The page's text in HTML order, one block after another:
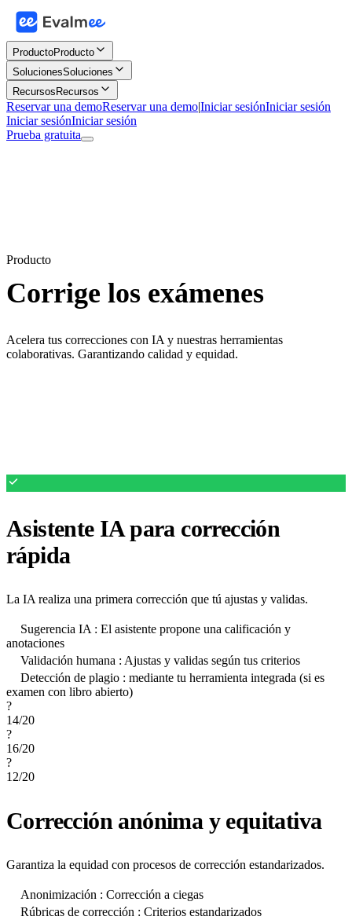
ProductoProducto
SolucionesSoluciones
Recursos Recursos
Reservar una demoReservar una demo|Iniciar sesiónIniciar sesión
Iniciar sesiónIniciar sesión
Prueba gratuita
Producto
Corrige los exámenes
Acelera tus correcciones con IA y nuestras herramientas
colaborativas. Garantizando calidad y equidad.
Asistente IA para corrección
rápida
La IA realiza una primera corrección que tú ajustas y validas.
Sugerencia IA : El asistente propone una calificación y
anotaciones
Validación humana : Ajustas y validas según tus criterios
Detección de plagio : mediante tu herramienta integrada (si es
examen con libro abierto)
?
14/20
?
16/20
?
12/20
Corrección anónima y equitativa
Garantiza la equidad con procesos de corrección estandarizados.
Anonimización : Corrección a ciegas
Rúbricas de corrección : Criterios estandarizados